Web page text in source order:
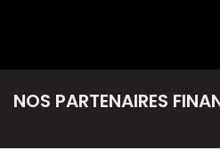
NOS PARTENAIRES